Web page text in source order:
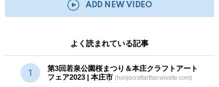
ADD NEW VIDEO
よく読まれている記事
第3回若泉公園桜まつり＆本庄クラフトアート
フェア2023 | 本庄市 (honjocraftartfair.wixsite.com)